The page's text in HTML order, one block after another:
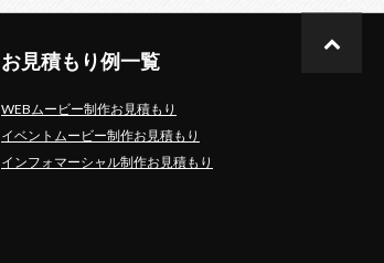
お見積もり例一覧
WEBムービー制作お見積もり
イベントムービー制作お見積もり
インフォマーシャル制作お見積もり